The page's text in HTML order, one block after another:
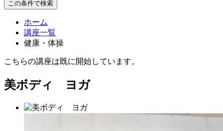
この条件で検索
ホーム
講座一覧
健康・体操
こちらの講座は既に開始しています。
美ボディ ヨガ